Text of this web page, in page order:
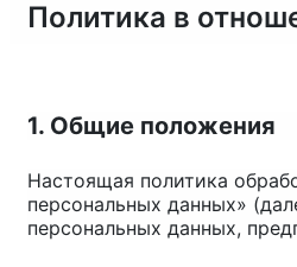
Политика в
1. Общие положения
Настоящая политика
персональных данных»
персональных данных,